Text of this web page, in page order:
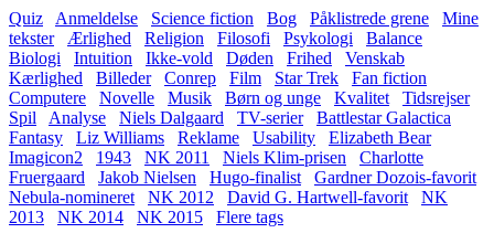
Quiz Anmeldelse Science fiction Bog Påklistrede grene
Mine
tekster
Ærlighed Religion Filosofi Psykologi
Balance
Biologi
Intuition Ikke-vold Døden Frihed
Venskab
Kærlighed
Billeder Conrep Film Star Trek
Fan fiction
Computere
Novelle Musik Børn og unge Kvalitet
Tidsrejser
Spil
Analyse Niels Dalgaard TV-serier
Battlestar Galactica
Fantasy
Liz Williams Reklame Usability
Elizabeth Bear
Imagicon2
1943 NK 2011 Niels Klim-prisen
Charlotte
Fruergaard
Jakob Nielsen Hugo-finalist
Gardner Dozois-favorit
Nebula-nomineret
NK 2012 David G. Hartwell-favorit
NK
2013
NK 2014 NK 2015
Flere tags